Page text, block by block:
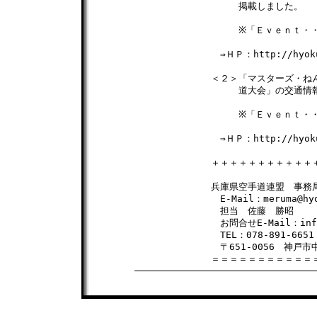
掲載しました。
※「Ｅｖｅｎｔ・・
⇒ＨＰ：http://
＜２＞「マスターズ・
道大会」の交通情報
※「Ｅｖｅｎｔ・・
⇒ＨＰ：http://
＋＋＋＋＋＋＋＋＋＋
兵庫県空手道連盟　事務
E-Mail：
担当　佐藤　勝昭
お問合せE-Mail：
TEL：078-891-6651
〒651-0056　神戸市
＝＝＝＝＝＝＝＝＝＝